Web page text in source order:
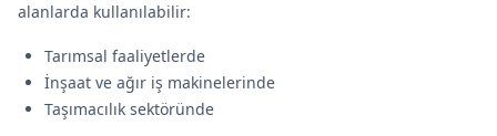
alanlarda kullanılabilir:
Tarımsal faaliyetlerde
İnşaat ve ağır iş makinelerinde
Taşımacılık sektöründe